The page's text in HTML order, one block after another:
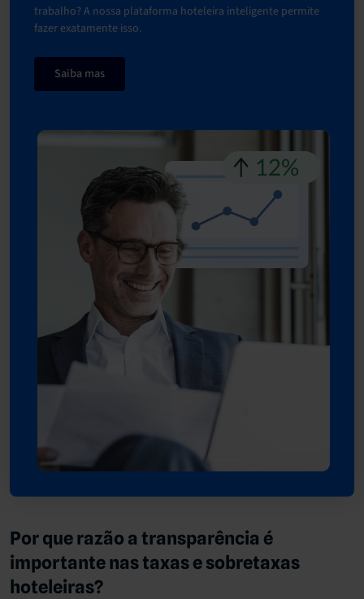
trabalho? A nossa plataforma hoteleira inteligente permite
fazer exatamente isso.
Saiba mas
Por que razão a transparência é
importante nas taxas e sobretaxas
hoteleiras?